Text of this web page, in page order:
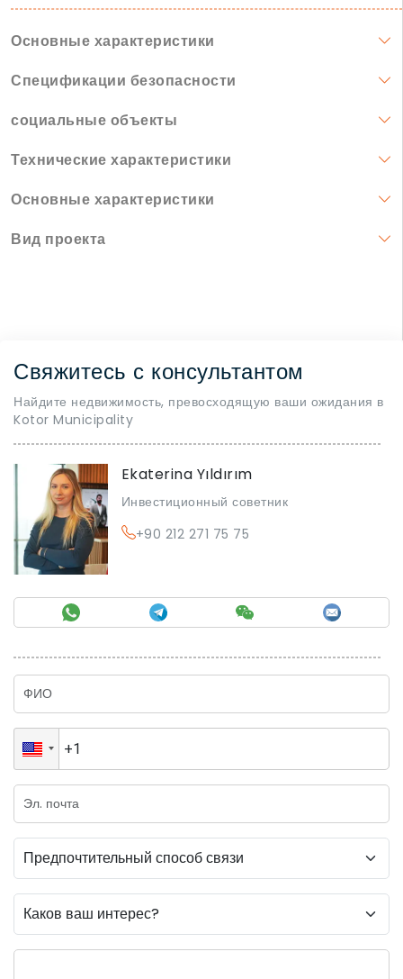
Основные характеристики
Спецификации безопасности
социальные объекты
Технические характеристики
Основные характеристики
Вид проекта
Свяжитесь с консультантом
Найдите недвижимость, превосходящую ваши ожидания в
Kotor Municipality
Ekaterina Yıldırım
Инвестиционный советник
+90 212 271 75 75